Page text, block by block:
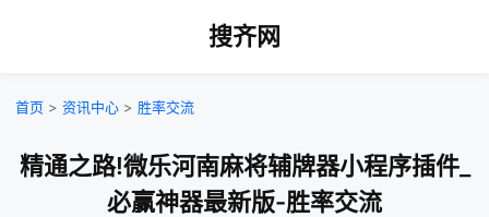
搜齐网
首页 > 资讯中心 > 胜率交流
精通之路!微乐河南麻将辅牌器小程序插件_
必赢神器最新版-胜率交流